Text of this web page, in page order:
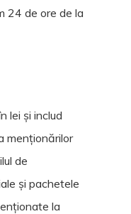
24 de ore de la
lei și includ
menționărilor
de
și pachetele
la